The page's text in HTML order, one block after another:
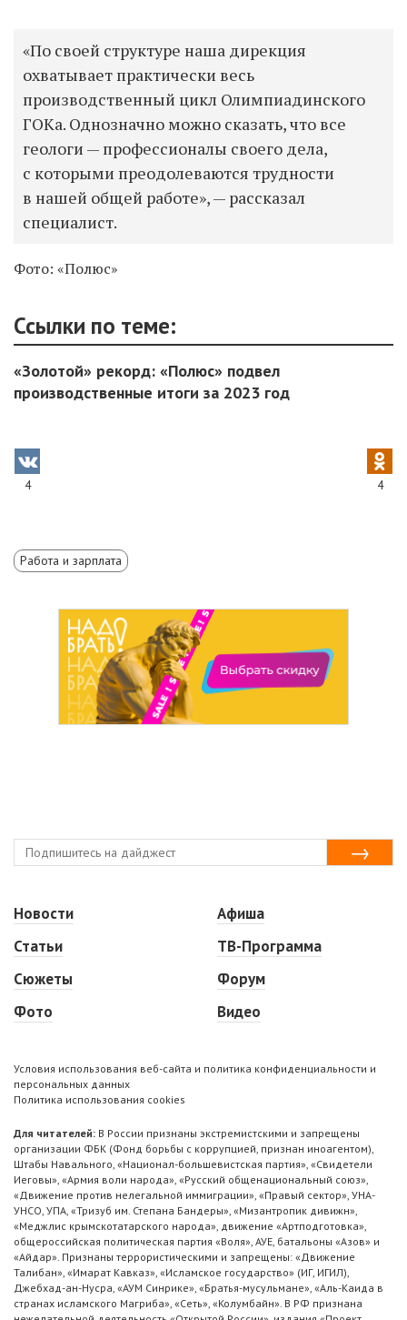
«По своей структуре наша дирекция
охватывает практически весь
производственный цикл Олимпиадинского
ГОКа. Однозначно можно сказать, что все
геологи — профессионалы своего дела,
с которыми преодолеваются трудности
в нашей общей работе», — рассказал
специалист.
Фото: «Полюс»
Ссылки по теме:
«Золотой» рекорд: «Полюс» подвел
производственные итоги за 2023 год
4 4
Работа и зарплата
Новости
Статьи
Сюжеты
Фото
Афиша
ТВ-Программа
Форум
Видео
Условия использования веб-сайта и политика конфиденциальности и
персональных данных
Политика использования cookies
Для читателей: В России признаны экстремистскими и запрещены
организации ФБК (Фонд борьбы с коррупцией, признан иноагентом),
Штабы Навального, «Национал-большевистская партия», «Свидетели
Иеговы», «Армия воли народа», «Русский общенациональный союз»,
«Движение против нелегальной иммиграции», «Правый сектор», УНА-
УНСО, УПА, «Тризуб им. Степана Бандеры», «Мизантропик дивижн»,
«Меджлис крымскотатарского народа», движение «Артподготовка»,
общероссийская политическая партия «Воля», АУЕ, батальоны «Азов» и
«Айдар». Признаны террористическими и запрещены: «Движение
Талибан», «Имарат Кавказ», «Исламское государство» (ИГ, ИГИЛ),
Джебхад-ан-Нусра, «АУМ Синрике», «Братья-мусульмане», «Аль-Каида в
странах исламского Магриба», «Сеть», «Колумбайн». В РФ признана